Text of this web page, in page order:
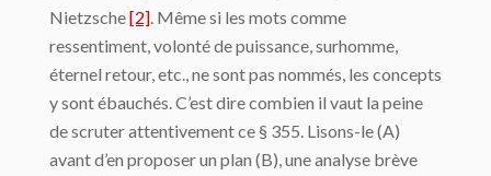
Nietzsche[2]. Même si les mots comme
ressentiment, volonté de puissance, surhomme,
éternel retour, etc., ne sont pas nommés, les concepts
y sont ébauchés. C’est dire combien il vaut la peine
de scruter attentivement ce § 355. Lisons-le (A)
avant d’en proposer un plan (B), une analyse brève